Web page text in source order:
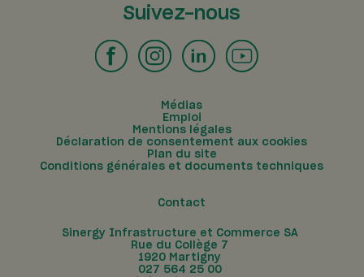
Suivez-nous
Contact
Sinergy Infrastructure et Commerce SA
Rue du Collège 7
1920 Martigny
027 564 25 00
Médias
Emploi
Mentions légales
Déclaration de consentement aux cookies
Plan du site
Conditions générales et documents techniques